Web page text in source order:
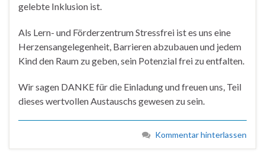
gelebte Inklusion ist.
Als Lern- und Förderzentrum Stressfrei ist es uns eine
Herzensangelegenheit, Barrieren abzubauen und jedem
Kind den Raum zu geben, sein Potenzial frei zu entfalten.
Wir sagen DANKE für die Einladung und freuen uns, Teil
dieses wertvollen Austauschs gewesen zu sein.
Kommentar hinterlassen